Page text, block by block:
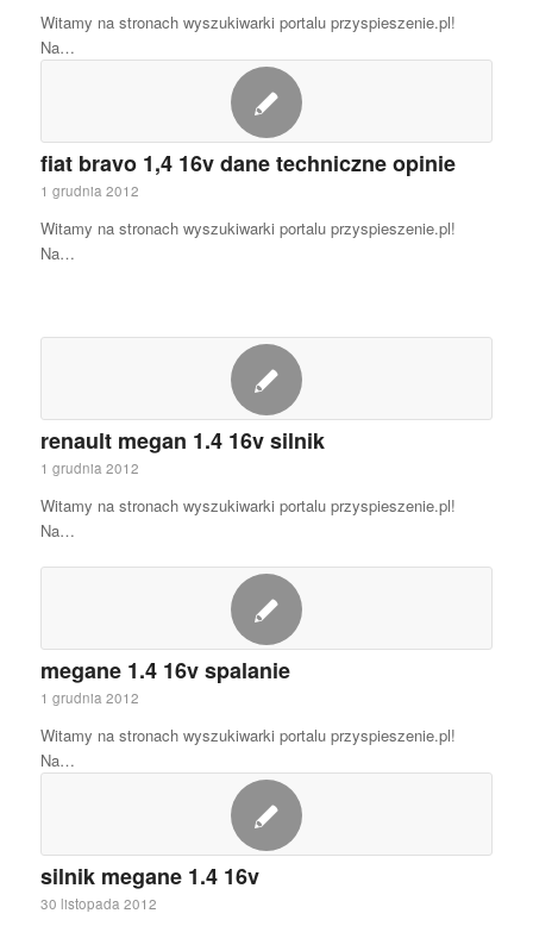
Witamy na stronach wyszukiwarki portalu przyspieszenie.pl!
Na…
fiat bravo 1,4 16v dane techniczne opinie
1 grudnia 2012
Witamy na stronach wyszukiwarki portalu przyspieszenie.pl!
Na…
renault megan 1.4 16v silnik
1 grudnia 2012
Witamy na stronach wyszukiwarki portalu przyspieszenie.pl!
Na…
megane 1.4 16v spalanie
1 grudnia 2012
Witamy na stronach wyszukiwarki portalu przyspieszenie.pl!
Na…
silnik megane 1.4 16v
30 listopada 2012